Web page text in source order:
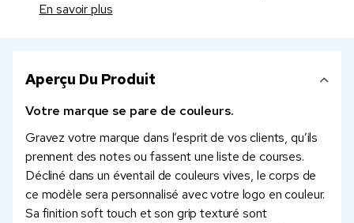
En savoir plus
Aperçu Du Produit
Votre marque se pare de couleurs.
Gravez votre marque dans l’esprit de vos clients, qu’ils
prennent des notes ou fassent une liste de courses.
Décliné dans un éventail de couleurs vives, le corps de
ce modèle sera personnalisé avec votre logo en couleur.
Sa finition soft touch et son grip texturé sont